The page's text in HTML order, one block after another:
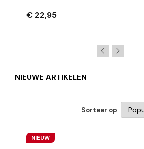
€ 22,95
NIEUWE ARTIKELEN
Sorteer op
NIEUW